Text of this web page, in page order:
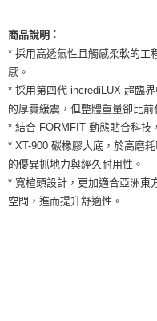
便利好安心！
１．簡單：不需註冊會員、不需
２．便利：只要手機號碼，簡
３．安心：先確認商品／服務後
【「AFTEE先享後付」結帳流程
１．於結帳方式選擇「AFTEE
結帳頁面，進行簡訊認證並確
２．訂單成立數日內，您將收到
３．收到繳費通知簡訊後14天
※ 請注意：結帳手續完成當下
購買商品的店家。未經商家同意
運送方式
全家取貨付款
每筆NT$60，滿NT$1,500(
付款後全家取貨
每筆NT$60，滿NT$1,500(
7-11取貨付款
每筆NT$60，滿NT$1,500(含
商品說明 ：
* 採用高透氣性且觸感柔軟的工
感。
* 採用第四代 incrediLUX 超臨
的厚實緩震，但整體重量卻比前
* 結合 FORMFIT 動態貼合科技
* XT-900 碳橡膠大底，於高磨
的優異抓地力與經久耐用性。
* 寬楦頭設計，更加適合亞洲東
空間，進而提升舒適性。